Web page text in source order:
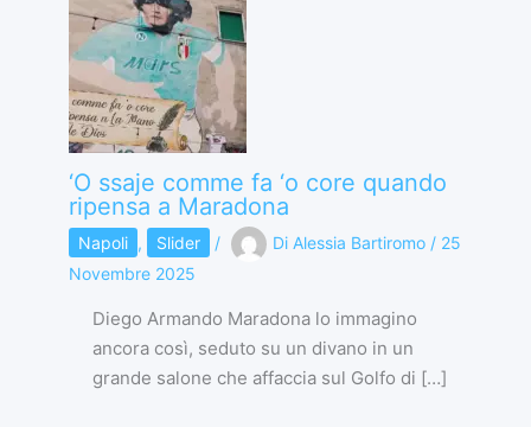
‘O ssaje comme fa ‘o core quando
ripensa a Maradona
Napoli , Slider / Di Alessia Bartiromo / 25
Novembre 2025
Diego Armando Maradona lo immagino
ancora così, seduto su un divano in un
grande salone che affaccia sul Golfo di […]